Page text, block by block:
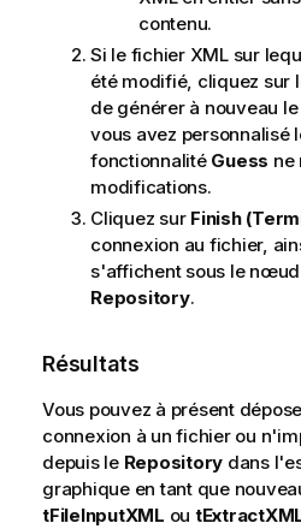
contenu.
Si le fichier XML sur
été modifié, cliquez sur
de générer à nouveau
vous avez personnalisé
fonctionnalité Guess ne
modifications.
Cliquez sur Finish
connexion au fichier,
s'affichent sous le nœud
Repository.
Résultats
Vous pouvez à présent
connexion à un fichier ou
depuis le Repository dans
graphique en tant que
tFileInputXML ou